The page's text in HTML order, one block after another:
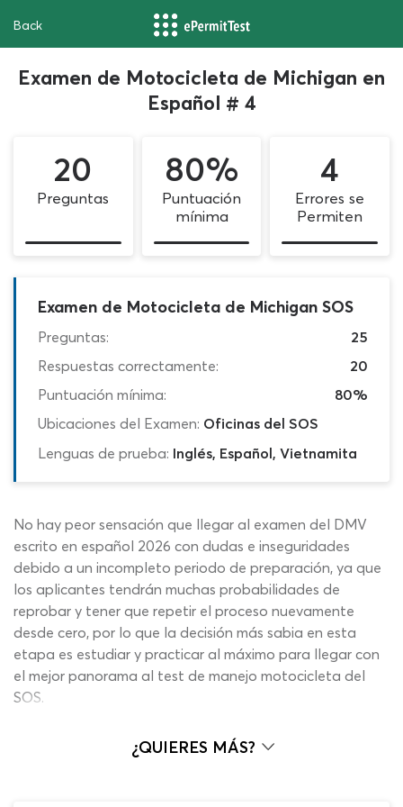
Back
Examen de Motocicleta de Michigan en
Español # 4
20
Preguntas
80%
Puntuación
mínima
4
Errores se
Permiten
Examen de Motocicleta de Michigan SOS
Preguntas:
25
Respuestas correctamente:
20
Puntuación mínima:
80%
Ubicaciones del Examen: Oficinas del SOS
Lenguas de prueba: Inglés, Español, Vietnamita
No hay peor sensación que llegar al examen del DMV
escrito en español 2026 con dudas e inseguridades
debido a un incompleto periodo de preparación, ya que
los aplicantes tendrán muchas probabilidades de
reprobar y tener que repetir el proceso nuevamente
desde cero, por lo que la decisión más sabia en esta
etapa es estudiar y practicar al máximo para llegar con
el mejor panorama al test de manejo motocicleta del
SOS.
debes saber que necesitarás acertar al menos 20 de las
¿QUIERES MÁS?